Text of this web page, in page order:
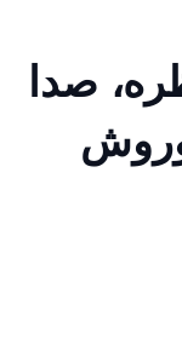
صدا